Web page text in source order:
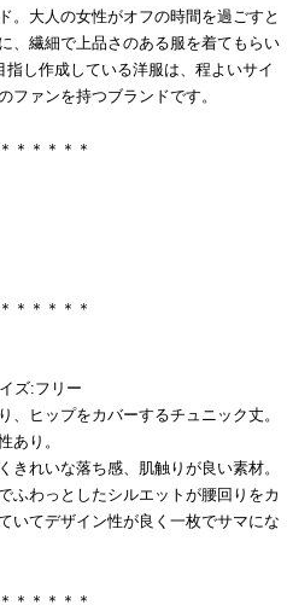
。大人の女性がオフの時間を過ごすと
、繊細で上品さのある服を着てもらい
し作成している洋服は、程よいサイ
ファンを持つブランドです。
＊＊＊＊＊
＊＊＊＊＊
ズ:フリー
ヒップをカバーするチュニック丈。
あり。
れいな落ち感、肌触りが良い素材。
ふわっとしたシルエットが腰回りをカ
いてデザイン性が良く一枚でサマにな
＊＊＊＊＊